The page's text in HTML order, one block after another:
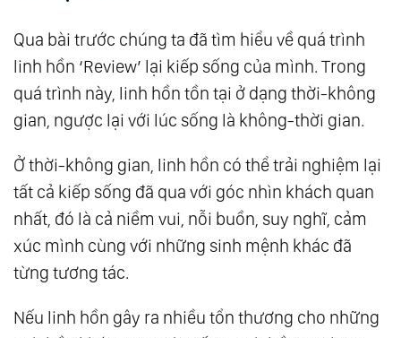
Hình Học Thiêng Liêng (Sacred Geometry) Và
Ngũ Hành
16.Bông Hoa Của Sự Sống (Flower Of Life) -
Cách Thượng Đế Sáng Tạo Ra Thực Tại Và Vũ
17.The Law Of One - Những Luật Cơ Bản Nhất
Về Vũ Trụ
18.The Law Of One - Các Mẫu Hình Năng
Lượng Và Cuộc Sống Con Người
19.The Law Of One - Những Luật Vũ Trụ Cơ
Bản Và Cuộc Sống Con Người
Qua bài trước chúng ta đã tìm hiểu về quá trình
linh hồn ‘Review’ lại kiếp sống của mình. Trong
quá trình này, linh hồn tồn tại ở dạng thời-không
gian, ngược lại với lúc sống là không-thời gian.
Ở thời-không gian, linh hồn có thể trải nghiệm lại
tất cả kiếp sống đã qua với góc nhìn khách quan
nhất, đó là cả niềm vui, nỗi buồn, suy nghĩ, cảm
xúc mình cùng với những sinh mệnh khác đã
từng tương tác.
Nếu linh hồn gây ra nhiều tổn thương cho những